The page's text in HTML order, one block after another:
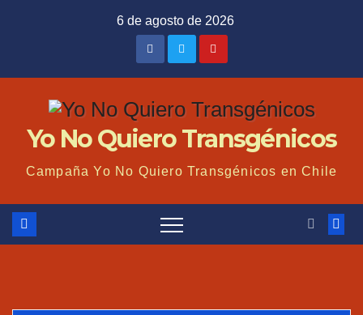
6 de agosto de 2026
Yo No Quiero Transgénicos
Campaña Yo No Quiero Transgénicos en Chile